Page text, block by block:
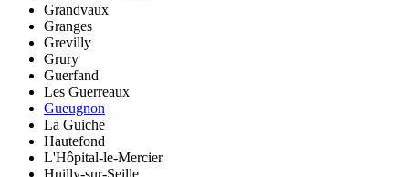
Grandvaux
Granges
Grevilly
Grury
Guerfand
Les Guerreaux
Gueugnon
La Guiche
Hautefond
L'Hôpital-le-Mercier